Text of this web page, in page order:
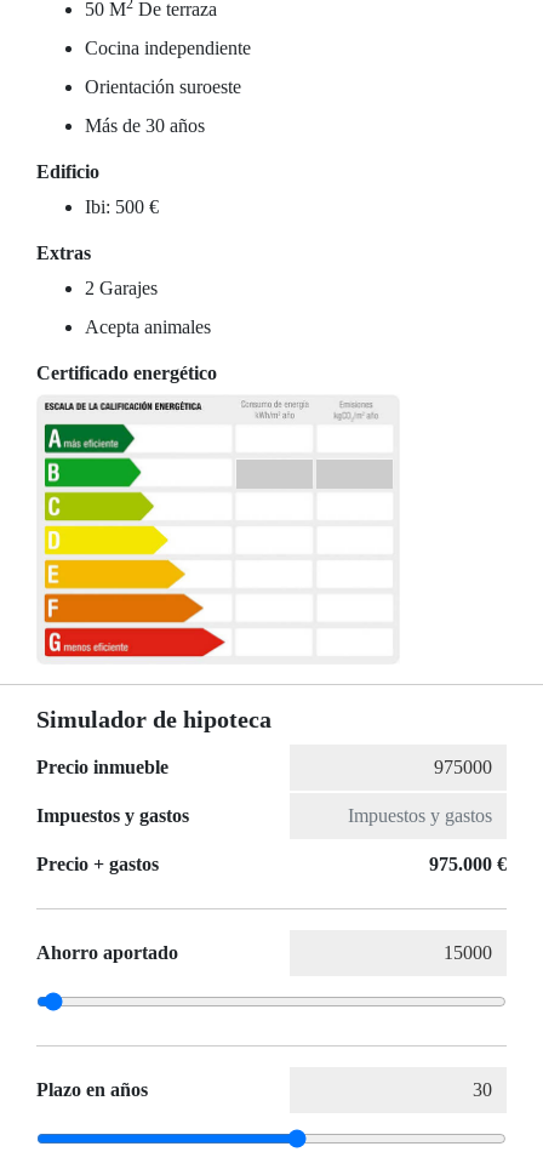
50 M2 De terraza
Cocina independiente
Orientación suroeste
Más de 30 años
Edificio
Ibi: 500 €
Extras
2 Garajes
Acepta animales
Certificado energético
Simulador de hipoteca
Precio inmueble
Impuestos y gastos
Precio + gastos 975.000 €
Ahorro aportado
Plazo en años